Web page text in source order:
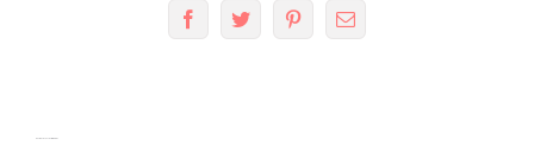
FacebookTwitter PinterestCorreo
electrónico